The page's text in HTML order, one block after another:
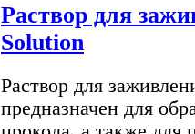
Раствор для
Solution
Раствор для
предназначен для